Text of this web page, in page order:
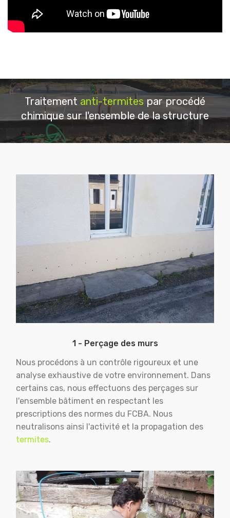
Traitement anti-termites par procédé
chimique sur l'ensemble de la structure
1 - Perçage des murs
Nous procédons à un contrôle rigoureux et une
analyse exhaustive de votre environnement. Dans
certains cas, nous effectuons des perçages sur
l'ensemble bâtiment en respectant les
prescriptions des normes du FCBA. Nous
neutralisons ainsi l'activité et la propagation des
termites.